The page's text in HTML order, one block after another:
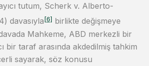
tutum, Scherk v. Alberto-
davasıyla[6] birlikte değişmeye
Mahkeme, ABD merkezli bir
bir taraf arasında akdedilmiş tahkim
sayarak, söz konusu